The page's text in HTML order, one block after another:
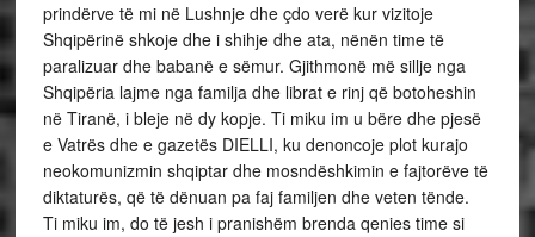
prindërve të mi në Lushnje dhe çdo verë kur vizitoje
Shqipërinë shkoje dhe i shihje dhe ata, nënën time të
paralizuar dhe babanë e sëmur. Gjithmonë më sillje nga
Shqipëria lajme nga familja dhe librat e rinj që botoheshin
në Tiranë, i bleje në dy kopje. Ti miku im u bëre dhe pjesë
e Vatrës dhe e gazetës DIELLI, ku denoncoje plot kurajo
neokomunizmin shqiptar dhe mosndëshkimin e fajtorëve të
diktaturës, që të dënuan pa faj familjen dhe veten tënde.
Ti miku im, do të jesh i pranishëm brenda qenies time si